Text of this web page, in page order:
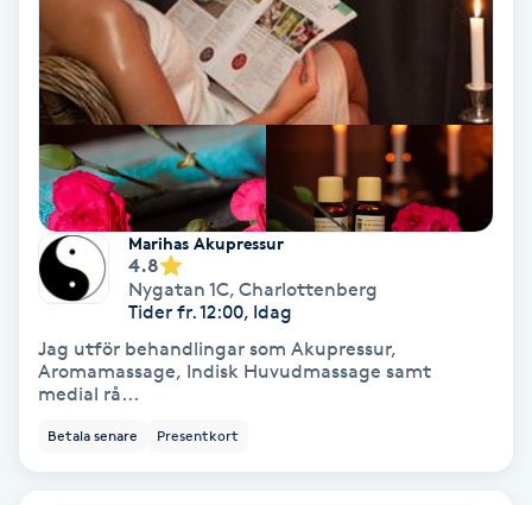
Skönhet
Slingor
Sockring
Spa
Spa manikyr & pedikyr
Spa-manikyr
Spa-pedikyr
Marihas Akupressur
4.8
Nygatan 1C, Charlottenberg
Tider fr. 12:00, Idag
Jag utför behandlingar som Akupressur,
Aromamassage, Indisk Huvudmassage samt
medial rå...
Betala senare Presentkort